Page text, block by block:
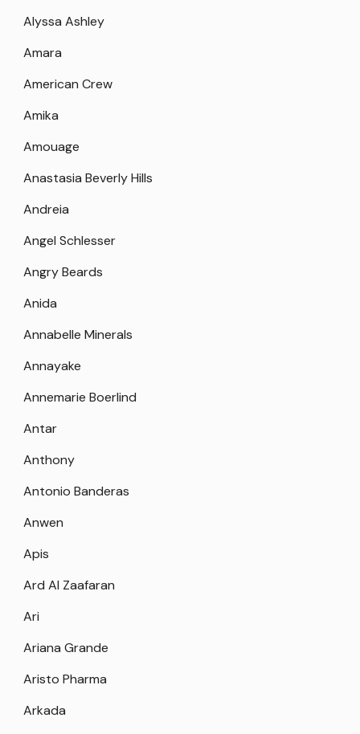
Alyssa Ashley
Amara
American Crew
Amika
Amouage
Anastasia Beverly Hills
Andreia
Angel Schlesser
Angry Beards
Anida
Annabelle Minerals
Annayake
Annemarie Boerlind
Antar
Anthony
Antonio Banderas
Anwen
Apis
Ard Al Zaafaran
Ari
Ariana Grande
Aristo Pharma
Arkada